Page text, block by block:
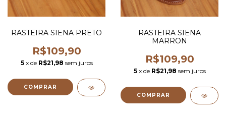
RASTEIRA SIENA PRETO
R$109,90
5 x de R$21,98 sem juros
COMPRAR
RASTEIRA SIENA
MARRON
R$109,90
5 x de R$21,98 sem juros
COMPRAR